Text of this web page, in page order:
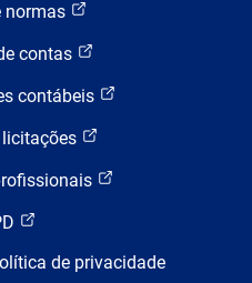
normas
contas
contábeis
de privacidade